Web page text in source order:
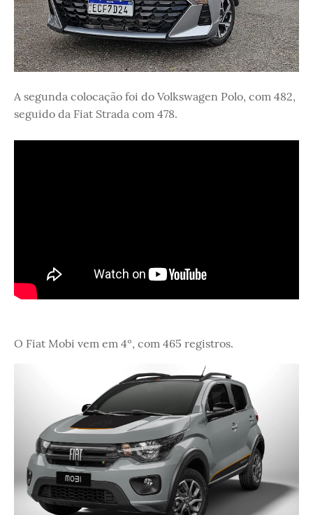
A segunda colocação foi do Volkswagen Polo, com 482,
seguido da Fiat Strada com 478.
O Fiat Mobi vem em 4º, com 465 registros.